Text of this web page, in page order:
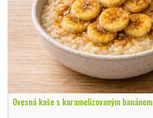
Ovesná kaše s karamelizovaným banánem